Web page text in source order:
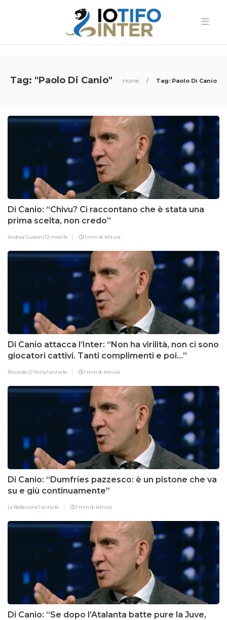
Tag: "Paolo Di Canio" Home / Tag: Paolo Di Canio
Di Canio: “Chivu? Ci raccontano che è stata una
prima scelta, non credo”
Andrea Gussoni12 mesi fa 1 min di lettura
Di Canio attacca l’Inter: “Non ha virilità, non ci sono
giocatori cattivi. Tanti complimenti e poi…”
Riccardo D'Anna1 anno fa 1 min di lettura
Di Canio: “Dumfries pazzesco: è un pistone che va
su e giù continuamente”
La Redazione1 anno fa 1 min di lettura
Di Canio: “Se dopo l’Atalanta batte pure la Juve,